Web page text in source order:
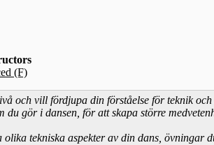
(F)
och vill fördjupa din förståelse för teknik
gör i dansen, för att skapa större
tekniska aspekter av din dans, övningar